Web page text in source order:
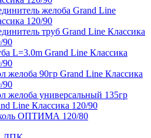
желоба Grand Line
120/90
труб Grand Line Классика
90
L=3.0m Grand Line Классика
90
желоба 90гр Grand Line Классика
90
желоба универсальный 135гр
Line Классика 120/90
ОПТИМА 120/80